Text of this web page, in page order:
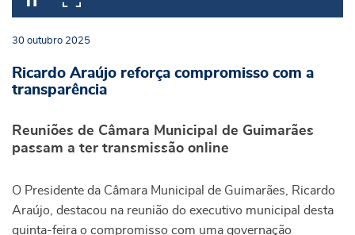
30 outubro 2025
Ricardo Araújo reforça compromisso com a
transparência
Reuniões de Câmara Municipal de Guimarães
passam a ter transmissão online
O Presidente da Câmara Municipal de Guimarães, Ricardo
Araújo, destacou na reunião do executivo municipal desta
quinta-feira o compromisso com uma governação